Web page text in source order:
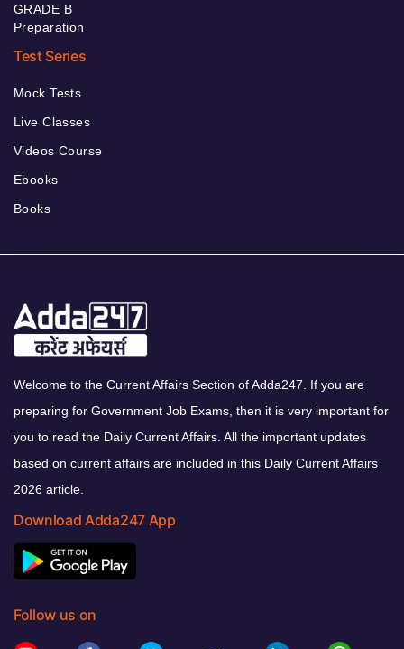
GRADE B
Preparation
Test Series
Mock Tests
Live Classes
Videos Course
Ebooks
Books
Welcome to the Current Affairs Section of Adda247. If you are
preparing for Government Job Exams, then it is very important for
you to read the Daily Current Affairs. All the important updates
based on current affairs are included in this Daily Current Affairs
2026 article.
Download Adda247 App
Follow us on